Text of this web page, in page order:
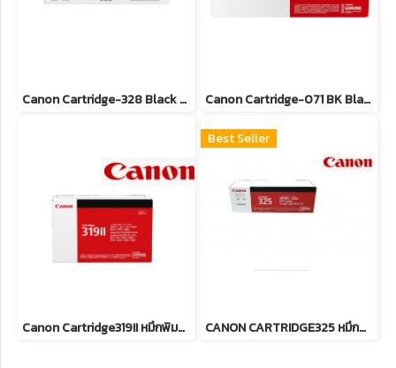
Canon Cartridge-328 Black ตลับหมึกโทนเนอร์ (สีดำ) ของแท้ ประกันศูนย์ Canon Cartridge-071 BK Black ตลับหมึกโทนเนอร์ (สีดำ) ของแท้ ประกันศูนย์
Canon Cartridge319II หมึกพิมพ์เลเซอร์โทนเนอร์สีดำ รับประกันศูนย์บริการของแท้แน่นอน
Best Seller
CANON CARTRIDGE325 หมึกพิมพ์เลเซอร์โทนเนอร์สีดำ 1,600 แผ่น รับประกันศูนย์บริการของแท้แน่นอน